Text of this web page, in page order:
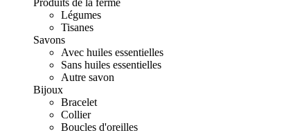
Produits de la ferme
Légumes
Tisanes
Savons
Avec huiles essentielles
Sans huiles essentielles
Autre savon
Bijoux
Bracelet
Collier
Boucles d'oreilles